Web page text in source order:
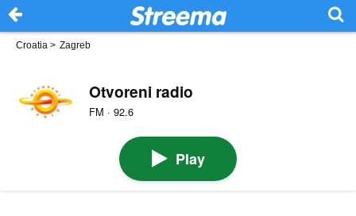
Croatia > Zagreb
Otvoreni radio
FM · 92.6
Play